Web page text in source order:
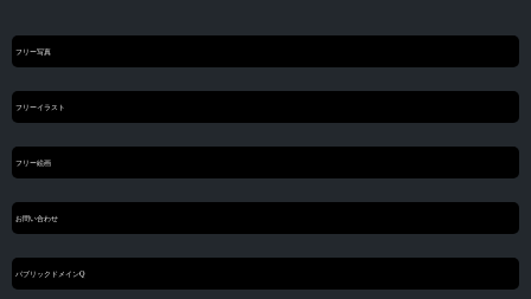
フリー写真
フリーイラスト
フリー絵画
お問い合わせ
パブリックドメインQ